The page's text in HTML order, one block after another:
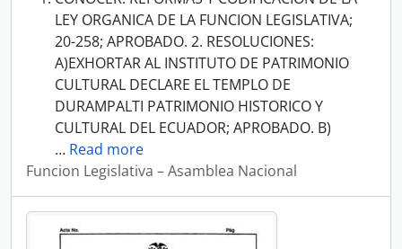
LEY ORGANICA DE LA FUNCION LEGISLATIVA;
20-258; APROBADO. 2. RESOLUCIONES:
A)EXHORTAR AL INSTITUTO DE PATRIMONIO
CULTURAL DECLARE EL TEMPLO DE
DURAMPALTI PATRIMONIO HISTORICO Y
CULTURAL DEL ECUADOR; APROBADO. B)
… Read more
Funcion Legislativa – Asamblea Nacional